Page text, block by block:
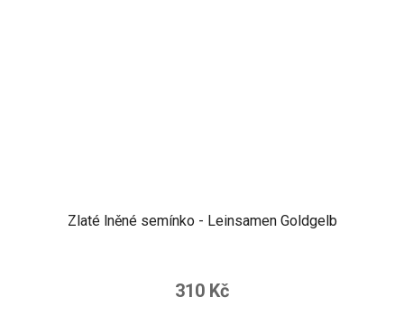
Zlaté lněné semínko - Leinsamen Goldgelb
310 Kč